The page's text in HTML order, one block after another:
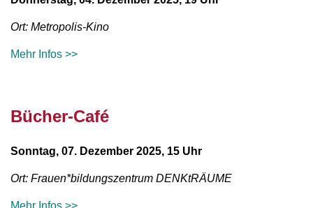
Ort: Metropolis-Kino
Mehr Infos >>
Bücher-Café
Sonntag, 07. Dezember 2025, 15 Uhr
Ort: Frauen*bildungszentrum DENKtRÄUME
Mehr Infos >>